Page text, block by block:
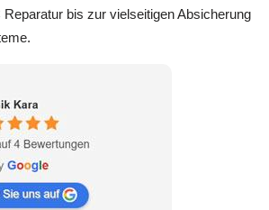
bis zur vielseitigen Absicherung